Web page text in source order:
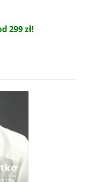
299 zł!